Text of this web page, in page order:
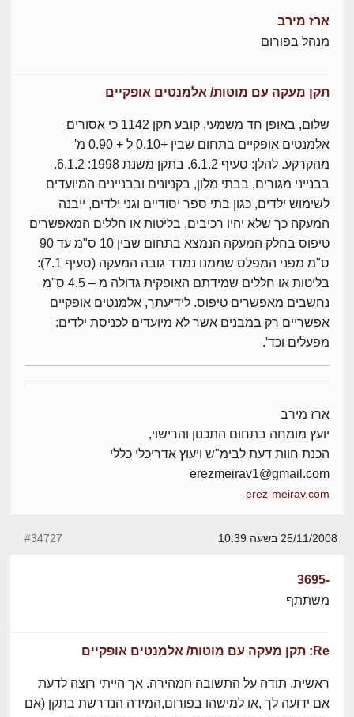
ארז מירב
מנהל בפורום
תקן מעקה עם מוטות/ אלמנטים אופקיים
שלום, באופן חד משמעי, קובע תקן 1142 כי אסורים
אלמנטים אופקיים בתחום שבין +0.10 ל + 0.90 מ'
מהקרקע. להלן: סעיף 6.1.2. בתקן משנת 1998: 6.1.2.
בבנייני מגורים, בבתי מלון, בקניונים ובבניינים המיועדים
לשימוש ילדים, כגון בתי ספר יסודיים וגני ילדים, ייבנה
המעקה כך שלא יהיו רכיבים, בליטות או חללים המאפשרים
טיפוס בחלק המעקה הנמצא בתחום שבין 10 ס"מ עד 90
ס"מ מפני המפלס שממנו נמדד גובה המעקה (סעיף 7.1):
בליטות או חללים שמידתם האופקית גדולה מ – 4.5 ס"מ
נחשבים מאפשרים טיפוס. לידיעתך, אלמנטים אופקיים
אפשריים רק במבנים אשר לא מיועדים לכניסת ילדים:
מפעלים וכד'.
ארז מירב
יועץ מומחה בתחום התכנון והרישוי,
הכנת חוות דעת לבימ"ש ויעוץ אדריכלי כללי
erezmeirav1@gmail.com
erez-meirav.com
25/11/2008 בשעה 10:39 #34727
-3695
משתתף
Re: תקן מעקה עם מוטות/ אלמנטים אופקיים
ראשית, תודה על התשובה המהירה. אך הייתי רוצה לדעת
אם ידועה לך ,או למישהו בפורום,המידה הנדרשת בתקן (אם